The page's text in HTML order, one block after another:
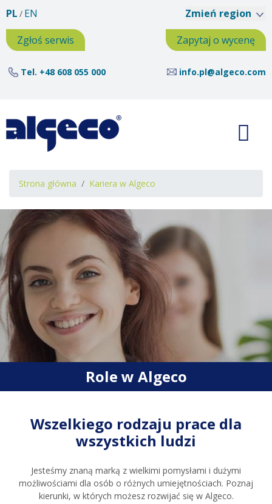
PL EN
Zgłoś serwis
Zapytaj o wycenę
Tel. +48 608 055 000 info.pl@algeco.com
Zmień region
Ścieżka
nawigacyjna
Strona główna Kariera w Algeco
Role w Algeco
Wszelkiego rodzaju prace dla
wszystkich ludzi
Jesteśmy znaną marką z wielkimi pomysłami i dużymi
możliwościami dla osób o różnych umiejętnościach. Poznaj
kierunki, w których możesz rozwijać się w Algeco.